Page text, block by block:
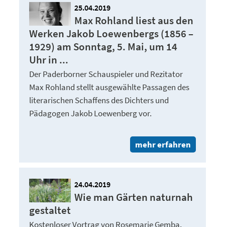
25.04.2019
Max Rohland liest aus den
Werken Jakob Loewenbergs (1856 –
1929) am Sonntag, 5. Mai, um 14
Uhr in ...
Der Paderborner Schauspieler und Rezitator
Max Rohland stellt ausgewählte Passagen des
literarischen Schaffens des Dichters und
Pädagogen Jakob Loewenberg vor.
mehr erfahren
24.04.2019
Wie man Gärten naturnah
gestaltet
Kostenloser Vortrag von Rosemarie Gemba,